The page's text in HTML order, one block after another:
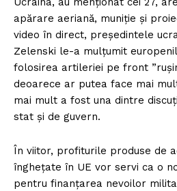
apărare aeriană, muniție și
video în direct, președintele
Zelenski le-a mulțumit
folosirea artileriei pe front
deoarece ar putea face mai
mai mult a fost una dintre
stat și de guvern.
În viitor, profiturile produse de
înghețate în UE vor servi ca o
pentru finanțarea nevoilor